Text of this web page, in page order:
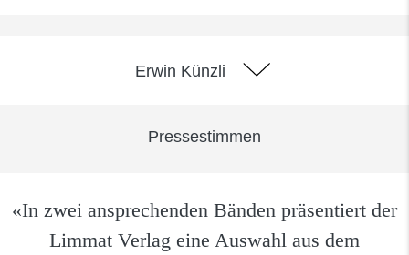
Erwin Künzli
Pressestimmen
«In zwei ansprechenden Bänden präsentiert der
Limmat Verlag eine Auswahl aus dem